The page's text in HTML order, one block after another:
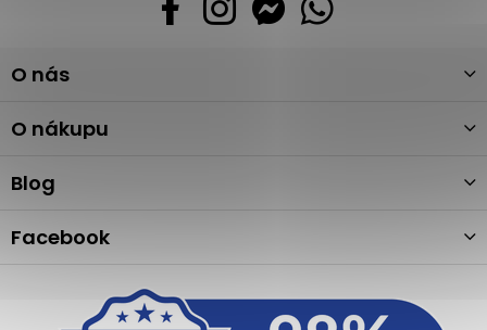
á
a
O nás
O nákupu
Blog
Facebook